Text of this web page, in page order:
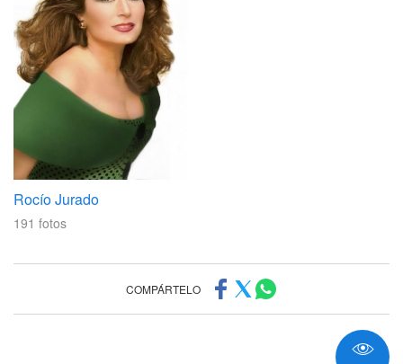
Rocío Jurado
191 fotos
COMPÁRTELO